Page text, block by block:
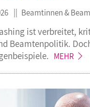
Beamtinnen &
ist verbreitet,
Beamtenpolitik.
MEHR